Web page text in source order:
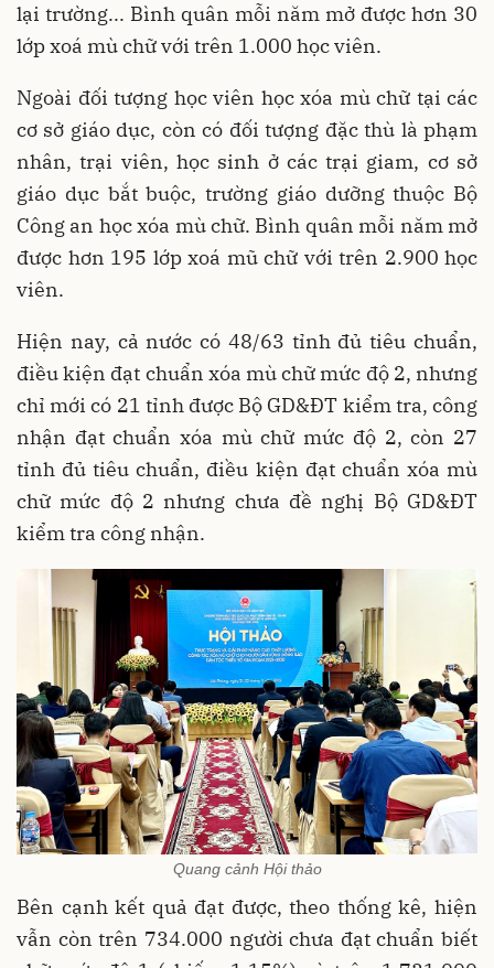
lại trường... Bình quân mỗi năm mở được hơn 30
lớp xoá mù chữ với trên 1.000 học viên.
Ngoài đối tượng học viên học xóa mù chữ tại các
cơ sở giáo dục, còn có đối tượng đặc thù là phạm
nhân, trại viên, học sinh ở các trại giam, cơ sở
giáo dục bắt buộc, trường giáo dưỡng thuộc Bộ
Công an học xóa mù chữ. Bình quân mỗi năm mở
được hơn 195 lớp xoá mũ chữ với trên 2.900 học
viên.
Hiện nay, cả nước có 48/63 tỉnh đủ tiêu chuẩn,
điều kiện đạt chuẩn xóa mù chữ mức độ 2, nhưng
chỉ mới có 21 tỉnh được Bộ GD&ĐT kiểm tra, công
nhận đạt chuẩn xóa mù chữ mức độ 2, còn 27
tỉnh đủ tiêu chuẩn, điều kiện đạt chuẩn xóa mù
chữ mức độ 2 nhưng chưa đề nghị Bộ GD&ĐT
kiểm tra công nhận.
Quang cảnh Hội thảo
Bên cạnh kết quả đạt được, theo thống kê, hiện
vẫn còn trên 734.000 người chưa đạt chuẩn biết